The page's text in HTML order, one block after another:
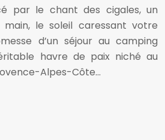
par le chant des cigales, un
le soleil caressant votre
d’un séjour au camping
havre de paix niché au
Alpes-Côte…